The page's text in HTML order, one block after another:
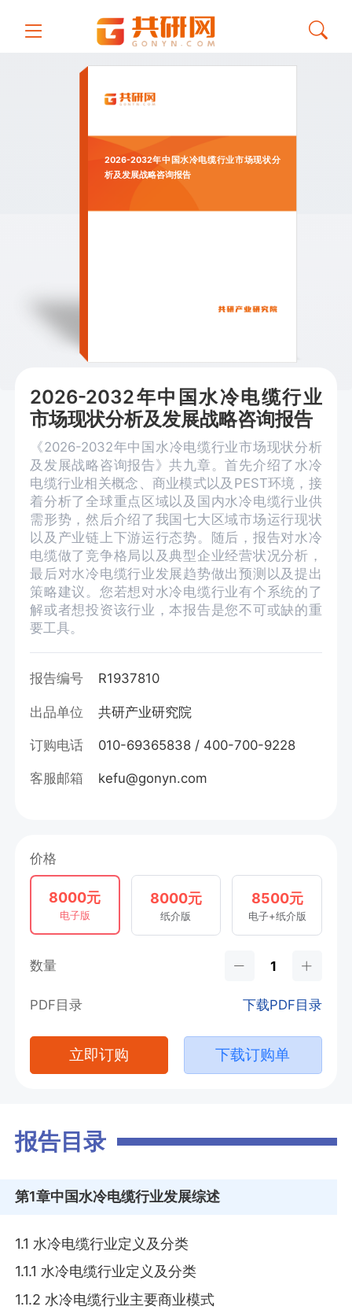
2026-2032年中国水冷电缆行业市场现状分
析及发展战略咨询报告
2026-2032年中国水冷电缆行业
市场现状分析及发展战略咨询报告
《2026-2032年中国水冷电缆行业市场现状分析
及发展战略咨询报告》共九章。首先介绍了水冷
电缆行业相关概念、商业模式以及PEST环境，接
着分析了全球重点区域以及国内水冷电缆行业供
需形势，然后介绍了我国七大区域市场运行现状
以及产业链上下游运行态势。随后，报告对水冷
电缆做了竞争格局以及典型企业经营状况分析，
最后对水冷电缆行业发展趋势做出预测以及提出
策略建议。您若想对水冷电缆行业有个系统的了
解或者想投资该行业，本报告是您不可或缺的重
要工具。
报告编号 R1937810
出品单位 共研产业研究院
订购电话 010-69365838 / 400-700-9228
客服邮箱 kefu@gonyn.com
价格
8000元
电子版
8000元
纸介版
8500元
电子+纸介版
数量
PDF目录 下载PDF目录
立即订购 下载订购单
报告目录
第1章中国水冷电缆行业发展综述
1.1 水冷电缆行业定义及分类
1.1.1 水冷电缆行业定义及分类
1.1.2 水冷电缆行业主要商业模式